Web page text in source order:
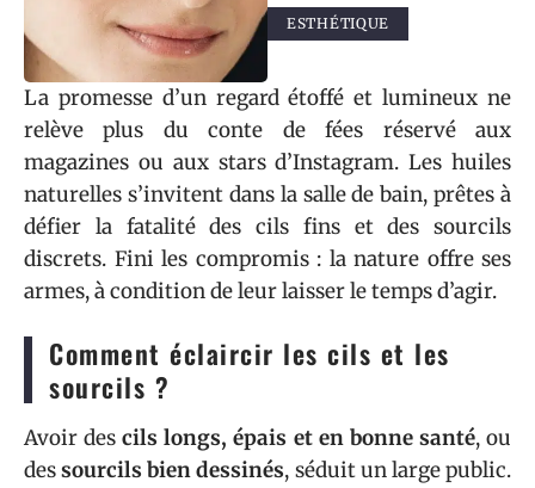
ESTHÉTIQUE
La promesse d’un regard étoffé et lumineux ne
relève plus du conte de fées réservé aux
magazines ou aux stars d’Instagram. Les huiles
naturelles s’invitent dans la salle de bain, prêtes à
défier la fatalité des cils fins et des sourcils
discrets. Fini les compromis : la nature offre ses
armes, à condition de leur laisser le temps d’agir.
Comment éclaircir les cils et les
sourcils ?
Avoir descils longs, épais et en bonne santé, ou
dessourcils bien dessinés, séduit un large public.